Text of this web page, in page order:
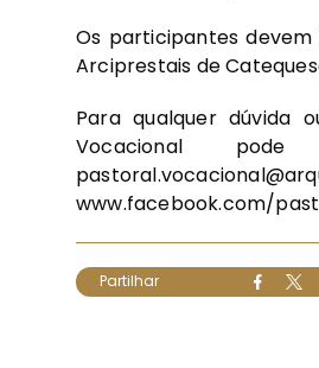
Os participantes
Arciprestais de
Para qualquer dúvida
Vocacional
www.facebook.com/
Partilhar